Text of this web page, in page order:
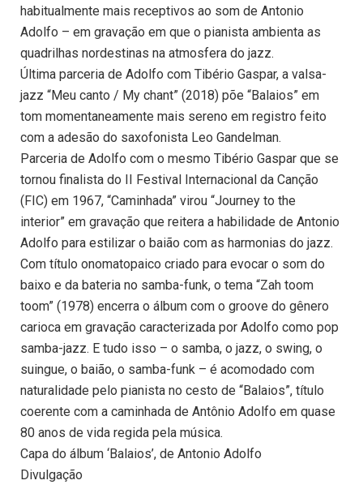
habitualmente mais receptivos ao som de Antonio
Adolfo – em gravação em que o pianista ambienta as
quadrilhas nordestinas na atmosfera do jazz.
Última parceria de Adolfo com Tibério Gaspar, a valsa-
jazz “Meu canto / My chant” (2018) põe “Balaios” em
tom momentaneamente mais sereno em registro feito
com a adesão do saxofonista Leo Gandelman.
Parceria de Adolfo com o mesmo Tibério Gaspar que se
tornou finalista do II Festival Internacional da Canção
(FIC) em 1967, “Caminhada” virou “Journey to the
interior” em gravação que reitera a habilidade de Antonio
Adolfo para estilizar o baião com as harmonias do jazz.
Com título onomatopaico criado para evocar o som do
baixo e da bateria no samba-funk, o tema “Zah toom
toom” (1978) encerra o álbum com o groove do gênero
carioca em gravação caracterizada por Adolfo como pop
samba-jazz. E tudo isso – o samba, o jazz, o swing, o
suingue, o baião, o samba-funk – é acomodado com
naturalidade pelo pianista no cesto de “Balaios”, título
coerente com a caminhada de Antônio Adolfo em quase
80 anos de vida regida pela música.
Capa do álbum ‘Balaios’, de Antonio Adolfo
Divulgação